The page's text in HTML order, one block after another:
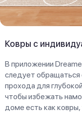
Ковры с
В приложении
следует обращаться
прохода для
чтобы избежать
доме есть как